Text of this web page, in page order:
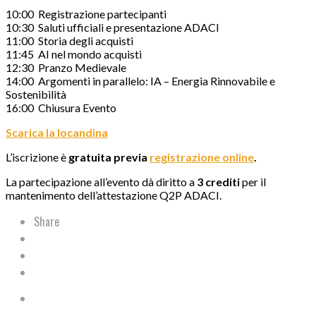
10:00 Registrazione partecipanti
10:30 Saluti ufficiali e presentazione ADACI
11:00 Storia degli acquisti
11:45 AI nel mondo acquisti
12:30 Pranzo Medievale
14:00 Argomenti in parallelo: IA – Energia Rinnovabile e
Sostenibilità
16:00 Chiusura Evento
Scarica la locandina
L’iscrizione è gratuita previa registrazione online
La partecipazione all’evento dà diritto a 3 creditiper il
mantenimento dell’attestazione Q2P ADACI.
Share